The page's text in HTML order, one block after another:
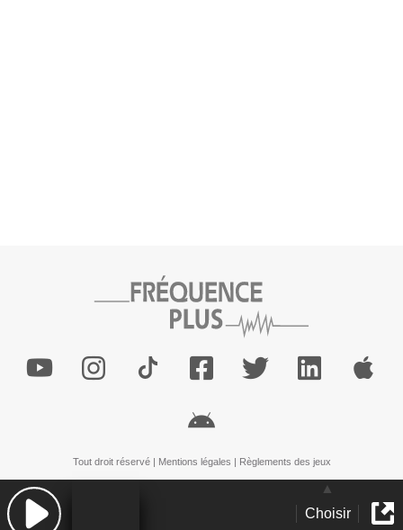
Choisir
Tout droit réservé | Mentions légales | Règlements des jeux